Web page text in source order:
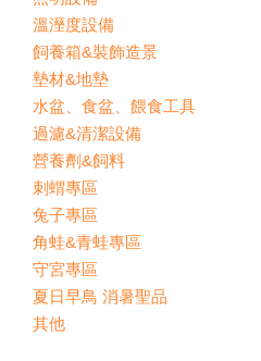
溫溼度設備
飼養箱&裝飾造景
墊材&地墊
水盆、食盆、餵食工具
過濾&清潔設備
營養劑&飼料
刺蝟專區
兔子專區
角蛙&青蛙專區
守宮專區
夏日早鳥 消暑聖品
其他